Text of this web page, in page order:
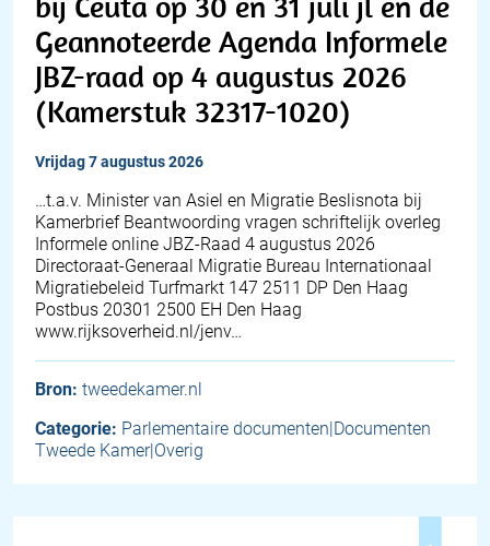
Geannoteerde Agenda Informele
JBZ-raad op 4 augustus 2026
(Kamerstuk 32317-1020)
vrijdag 7 augustus 2026
…t.a.v. Minister van Asiel en Migratie Beslisnota bij
Kamerbrief Beantwoording vragen schriftelijk overleg
Informele online JBZ-Raad 4 augustus 2026
Directoraat-Generaal Migratie Bureau Internationaal
Migratiebeleid Turfmarkt 147 2511 DP Den Haag
Postbus 20301 2500 EH Den Haag
www.rijksoverheid.nl/jenv…
Bron: tweedekamer.nl
Categorie: Parlementaire documenten|Documenten
Tweede Kamer|Overig